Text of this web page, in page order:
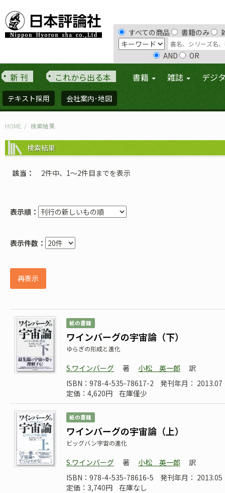
すべての商品 書籍のみ
AND OR
新 刊 これから出る本 書籍 雑誌 デジ
テキスト採用 会社案内･地図
HOME 検索結果
検索結果
該当 2件中、1〜2件目までを表示
表示順：
表示件数：
再表示
紙の書籍
ワインバーグの宇宙論（下）
ゆらぎの形成と進化
S.ワインバーグ 著 小松 英一郎
訳
ISBN：978-4-535-78617-2
発刊年月： 2013.07
定価：4,620円
在庫僅少
紙の書籍
ワインバーグの宇宙論（上）
ビッグバン宇宙の進化
S.ワインバーグ 著 小松 英一郎
訳
ISBN：978-4-535-78616-5
発刊年月： 2013.05
定価：3,740円
在庫なし